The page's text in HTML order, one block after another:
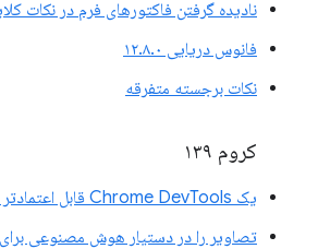
نادیده گرفتن فاکتورهای فرم در نکات
فانوس دریایی ۱۲.۸.۰
نکات برجسته متفرقه
کروم ۱۳۹
یک Chrome DevTools قابل اعتمادتر و پربازده‌تر
تصاویر را در دستیار هوش مصنوعی